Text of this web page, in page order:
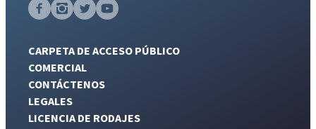
CARPETA DE ACCESO PÚBLICO
COMERCIAL
CONTÁCTENOS
LEGALES
LICENCIA DE RODAJES